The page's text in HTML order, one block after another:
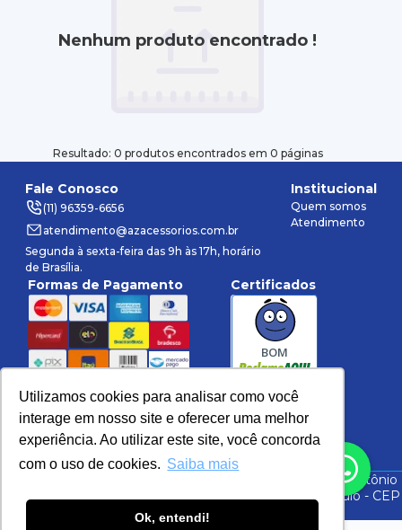
Utilizamos cookies para analisar como você
interage em nosso site e oferecer uma melhor
experiência. Ao utilizar este site, você concorda
com o uso de cookies. Saiba mais
Ok, entendi!
Nenhum produto encontrado !
Resultado: 0 produtos encontrados em 0 páginas
Fale Conosco
(11) 96359-6656
atendimento@azacessorios.com.br
Segunda à sexta-feira das 9h às 17h, horário
de Brasília.
Institucional
Quem somos
Atendimento
Formas de Pagamento Certificados
BOM
Rede Social
Política de PrivacidadePolítica de Compra
Todos direitos reservados. Av. Antônio
Frederico Ozanan, 11200 - Galpão B2 - Jundiaí - São Paulo - CEP
30190-052 CNPJ: 20.384.849/0001-13